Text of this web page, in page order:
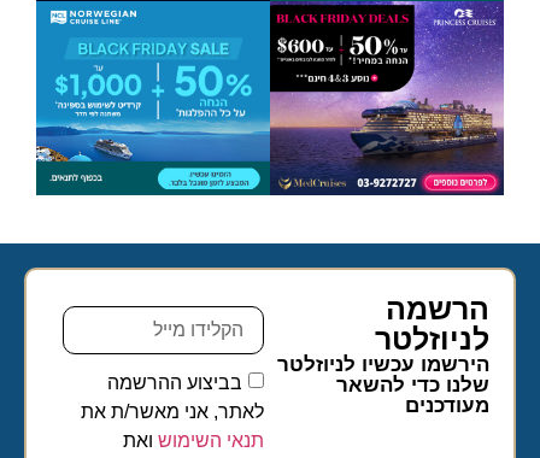
הרשמה
לניוזלטר​
הירשמו עכשיו לניוזלטר
שלנו כדי להשאר
מעודכנים
בביצוע ההרשמה
לאתר, אני מאשר/ת את
תנאי השימושואת